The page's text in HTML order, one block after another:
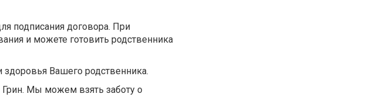
подписания договора. При
и можете готовить родственника
здоровья Вашего родственника.
Грин. Мы можем взять заботу о